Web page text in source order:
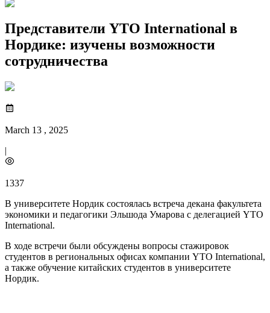
Представители YTO International в
Нордике: изучены возможности
сотрудничества
March 13 , 2025
|
1337
В университете Нордик состоялась встреча декана факультета
экономики и педагогики Эльшода Умарова с делегацией YTO
International.
В ходе встречи были обсуждены вопросы стажировок
студентов в региональных офисах компании YTO International,
а также обучение китайских студентов в университете
Нордик.